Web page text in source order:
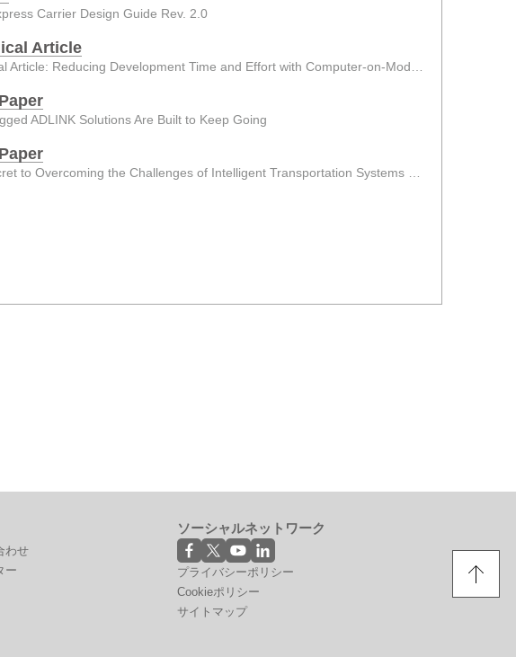
Carrier Design Guide Rev. 2.0
Article
ADLINK Solutions Are Built to Keep Going
わせ
ー
ソーシャルネットワーク
プライバシーポリシー
Cookieポリシー
サイトマップ